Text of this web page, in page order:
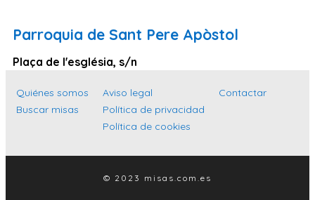
Santa Cruz de Tenerife
Cantabria
Islas Baleares
Las Palmas
Alicante
Parroquia de Sant Pere Apòstol
Plaça de l'església, s/n
Quiénes somos
Buscar misas
Aviso legal
Política de privacidad
Política de cookies
Contactar
© 2023 misas.com.es